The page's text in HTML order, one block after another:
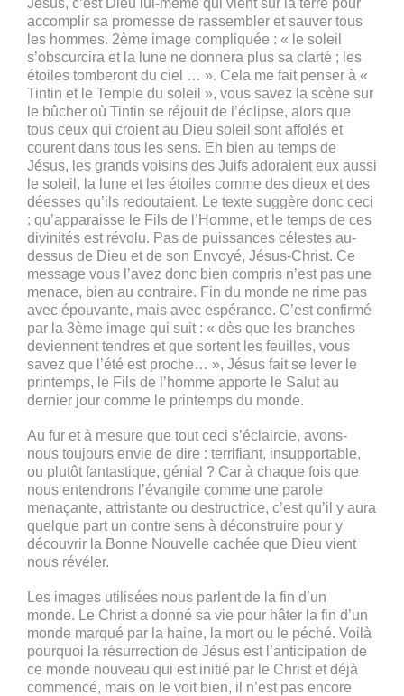
accomplir sa promesse de rassembler et sauver tous
les hommes. 2ème image compliquée : « le soleil
s’obscurcira et la lune ne donnera plus sa clarté ; les
étoiles tomberont du ciel … ». Cela me fait penser à «
Tintin et le Temple du soleil », vous savez la scène sur
le bûcher où Tintin se réjouit de l’éclipse, alors que
tous ceux qui croient au Dieu soleil sont affolés et
courent dans tous les sens. Eh bien au temps de
Jésus, les grands voisins des Juifs adoraient eux aussi
le soleil, la lune et les étoiles comme des dieux et des
déesses qu’ils redoutaient. Le texte suggère donc ceci
: qu’apparaisse le Fils de l’Homme, et le temps de ces
divinités est révolu. Pas de puissances célestes au-
dessus de Dieu et de son Envoyé, Jésus-Christ. Ce
message vous l’avez donc bien compris n’est pas une
menace, bien au contraire. Fin du monde ne rime pas
avec épouvante, mais avec espérance. C’est confirmé
par la 3ème image qui suit : « dès que les branches
deviennent tendres et que sortent les feuilles, vous
savez que l’été est proche… », Jésus fait se lever le
printemps, le Fils de l’homme apporte le Salut au
dernier jour comme le printemps du monde.
Au fur et à mesure que tout ceci s’éclaircie, avons-
nous toujours envie de dire : terrifiant, insupportable,
ou plutôt fantastique, génial ? Car à chaque fois que
nous entendrons l’évangile comme une parole
menaçante, attristante ou destructrice, c’est qu’il y aura
quelque part un contre sens à déconstruire pour y
découvrir la Bonne Nouvelle cachée que Dieu vient
nous révéler.
Les images utilisées nous parlent de la fin d’un
monde. Le Christ a donné sa vie pour hâter la fin d’un
monde marqué par la haine, la mort ou le péché. Voilà
pourquoi la résurrection de Jésus est l’anticipation de
ce monde nouveau qui est initié par le Christ et déjà
commencé, mais on le voit bien, il n’est pas encore